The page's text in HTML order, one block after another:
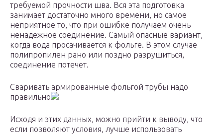
требуемой прочности шва. Вся эта подготовка
занимает достаточно много времени, но самое
неприятное то, что при ошибке получаем очень
ненадежное соединение. Самый опасные вариант,
когда вода просачивается к фольге. В этом случае
полипропилен рано или поздно разрушиться,
соединение потечет.
Сваривать армированные фольгой трубы надо
правильно
Исходя и этих данных, можно прийти к выводу, что
если позволяют условия, лучше использовать